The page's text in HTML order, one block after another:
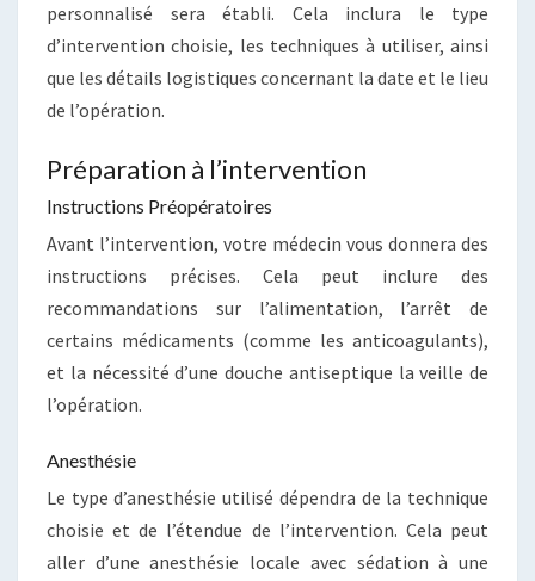
personnalisé sera établi. Cela inclura le type
d’intervention choisie, les techniques à utiliser, ainsi
que les détails logistiques concernant la date et le lieu
de l’opération.
Préparation à l’intervention
Instructions Préopératoires
Avant l’intervention, votre médecin vous donnera des
instructions précises. Cela peut inclure des
recommandations sur l’alimentation, l’arrêt de
certains médicaments (comme les anticoagulants),
et la nécessité d’une douche antiseptique la veille de
l’opération.
Anesthésie
Le type d’anesthésie utilisé dépendra de la technique
choisie et de l’étendue de l’intervention. Cela peut
aller d’une anesthésie locale avec sédation à une